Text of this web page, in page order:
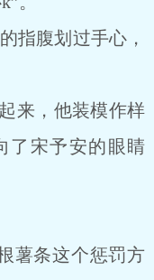
腹划过手心，
来，他装模作样
了宋予安的眼睛
条这个惩罚方